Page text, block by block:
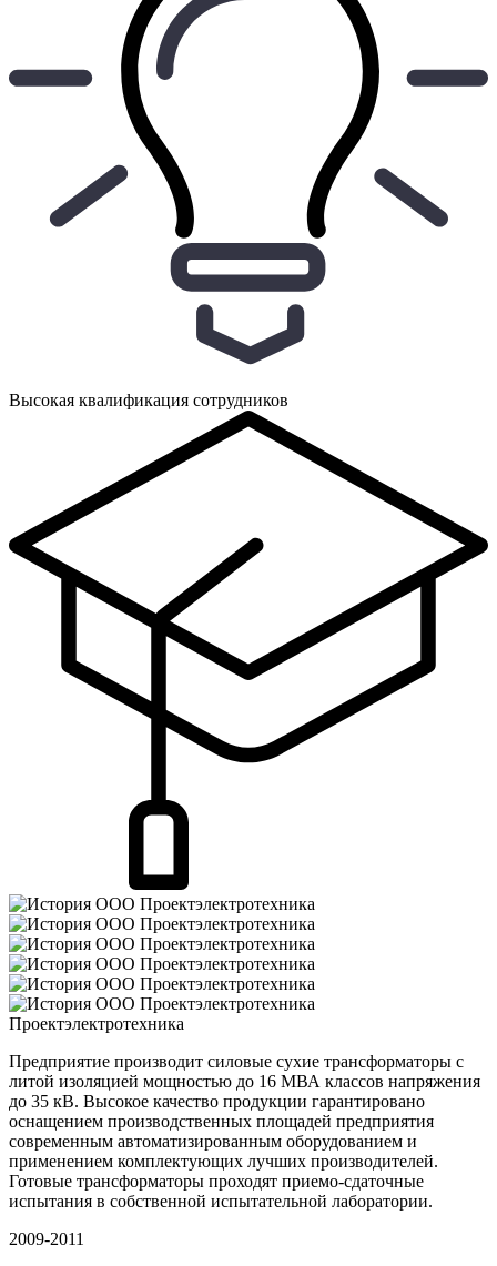
Высокая квалификация сотрудников
Проектэлектротехника
Предприятие производит силовые сухие трансформаторы с
литой изоляцией мощностью до 16 МВА классов напряжения
до 35 кВ. Высокое качество продукции гарантировано
оснащением производственных площадей предприятия
современным автоматизированным оборудованием и
применением комплектующих лучших производителей.
Готовые трансформаторы проходят приемо-сдаточные
испытания в собственной испытательной лаборатории.
2009-2011